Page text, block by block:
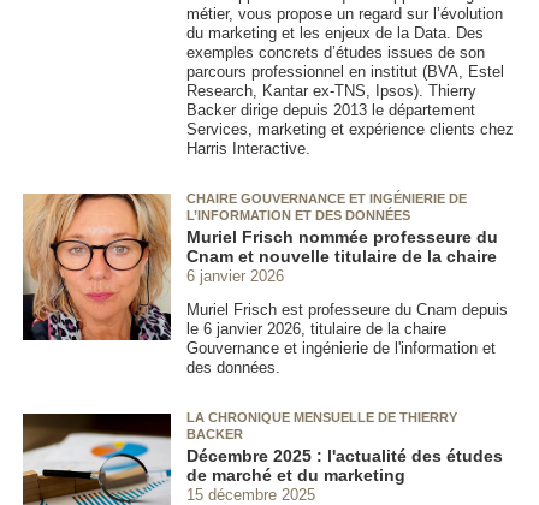
métier, vous propose un regard sur l’évolution
du marketing et les enjeux de la Data. Des
exemples concrets d’études issues de son
parcours professionnel en institut (BVA, Estel
Research, Kantar ex-TNS, Ipsos). Thierry
Backer dirige depuis 2013 le département
Services, marketing et expérience clients chez
Harris Interactive.
CHAIRE GOUVERNANCE ET INGÉNIERIE DE
L’INFORMATION ET DES DONNÉES
Muriel Frisch nommée professeure du
Cnam et nouvelle titulaire de la chaire
6 janvier 2026
Muriel Frisch est professeure du Cnam depuis
le 6 janvier 2026, titulaire de la chaire
Gouvernance et ingénierie de l'information et
des données.
LA CHRONIQUE MENSUELLE DE THIERRY
BACKER
Décembre 2025 : l'actualité des études
de marché et du marketing
15 décembre 2025